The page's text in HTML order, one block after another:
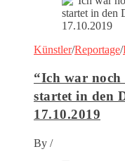
Künstler/Reportage/
“Ich war noch
startet in den
17.10.2019
By /